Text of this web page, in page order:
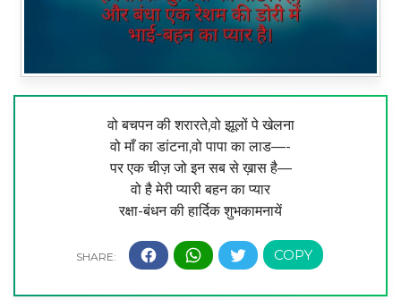
वो बचपन की शरारते,वो झूलों पे खेलना
वो माँ का डांटना,वो पापा का लाड—-
पर एक चीज़ जो इन सब से ख़ास है—
वो है मेरी प्यारी बहन का प्यार
रक्षा-बंधन की हार्दिक शुभकामनायें